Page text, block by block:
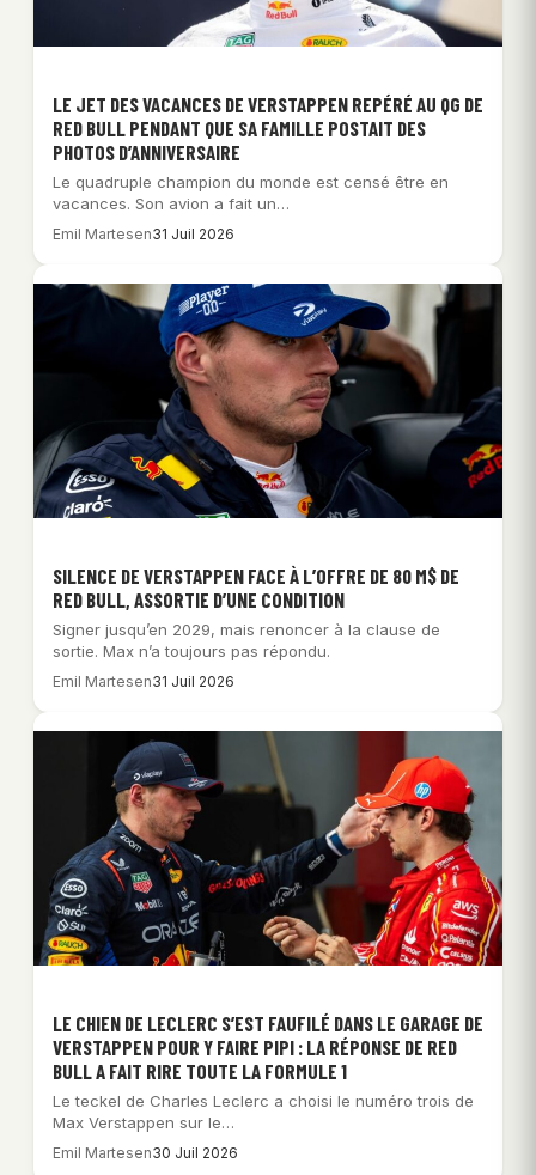
LE JET DES VACANCES DE VERSTAPPEN REPÉRÉ AU QG DE
RED BULL PENDANT QUE SA FAMILLE POSTAIT DES
PHOTOS D’ANNIVERSAIRE
Le quadruple champion du monde est censé être en
vacances. Son avion a fait un…
Emil Martesen31 Juil 2026
SILENCE DE VERSTAPPEN FACE À L’OFFRE DE 80 M$ DE
RED BULL, ASSORTIE D’UNE CONDITION
Signer jusqu’en 2029, mais renoncer à la clause de
sortie. Max n’a toujours pas répondu.
Emil Martesen31 Juil 2026
LE CHIEN DE LECLERC S’EST FAUFILÉ DANS LE GARAGE DE
VERSTAPPEN POUR Y FAIRE PIPI : LA RÉPONSE DE RED
BULL A FAIT RIRE TOUTE LA FORMULE 1
Le teckel de Charles Leclerc a choisi le numéro trois de
Max Verstappen sur le…
Emil Martesen30 Juil 2026